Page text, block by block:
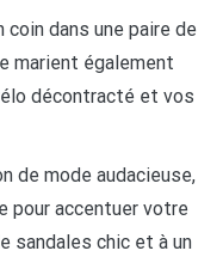
dans une paire de
marient également
décontracté et vos
de mode audacieuse,
pour accentuer votre
sandales chic et à un